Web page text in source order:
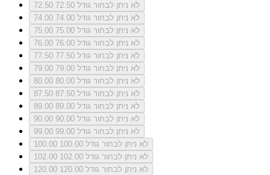
72.50
לא ניתן לבחור גודל 72.50
74.00
לא ניתן לבחור גודל 74.00
75.00
לא ניתן לבחור גודל 75.00
76.00
לא ניתן לבחור גודל 76.00
77.50
לא ניתן לבחור גודל 77.50
79.00
לא ניתן לבחור גודל 79.00
80.00
לא ניתן לבחור גודל 80.00
87.50
לא ניתן לבחור גודל 87.50
89.00
לא ניתן לבחור גודל 89.00
90.00
לא ניתן לבחור גודל 90.00
99.00
לא ניתן לבחור גודל 99.00
100.00
לא ניתן לבחור גודל 100.00
102.00
לא ניתן לבחור גודל 102.00
120.00
לא ניתן לבחור גודל 120.00